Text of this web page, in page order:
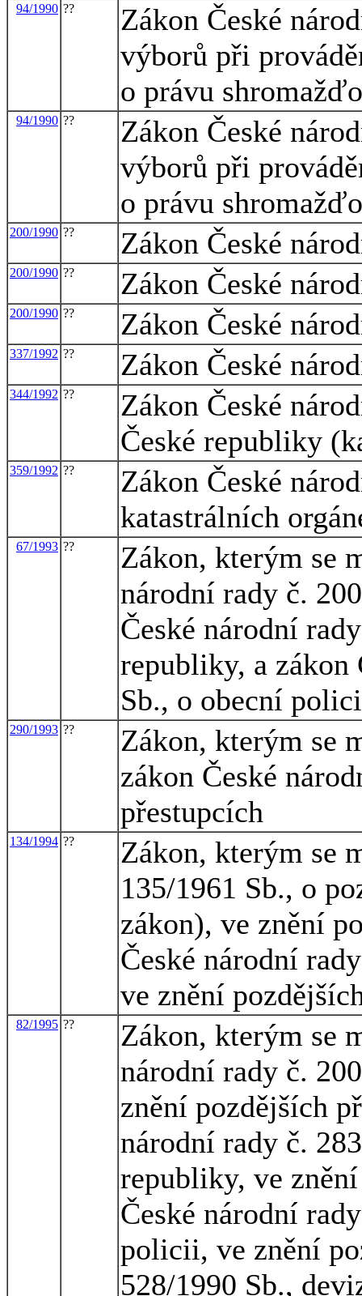
94/1990 ??
Zákon České
výborů při
o právu
94/1990 ??
Zákon České
výborů při
o právu
200/1990 ?? Zákon České
200/1990 ?? Zákon České
200/1990 ?? Zákon České
337/1992 ?? Zákon České
344/1992 ??
Zákon České
České republiky
359/1992 ??
Zákon České
katastrálních
67/1993 ??
Zákon, kterým se
národní rady č.
České národní
republiky, a zákon
Sb., o obecní
290/1993 ??
Zákon, kterým se
zákon České
přestupcích
134/1994 ??
Zákon, kterým se
135/1961 Sb., o
zákon), ve znění
České národní
ve znění
82/1995 ??
Zákon, kterým se
národní rady č.
znění pozdějších
národní rady č.
republiky, ve
České národní
policii, ve znění
528/1990 Sb.,